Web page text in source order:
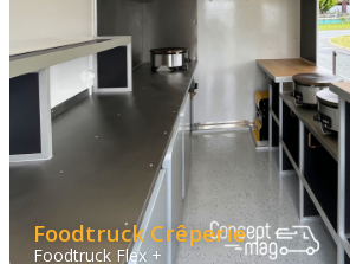
Foodtruck Crêperie
Foodtruck Flex +